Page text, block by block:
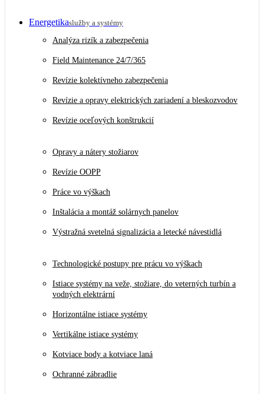
Energetikaslužby a systémy
Analýza rizík a zabezpečenia
Field Maintenance 24/7/365
Revízie kolektívneho zabezpečenia
Revízie a opravy elektrických zariadení a bleskozvodov
Revízie oceľových konštrukcií
Opravy a nátery stožiarov
Revízie OOPP
Práce vo výškach
Inštalácia a montáž solárnych panelov
Výstražná svetelná signalizácia a letecké návestidlá
Technologické postupy pre prácu vo výškach
Istiace systémy na veže, stožiare, do veterných turbín a
vodných elektrární
Horizontálne istiace systémy
Vertikálne istiace systémy
Kotviace body a kotviace laná
Ochranné zábradlie